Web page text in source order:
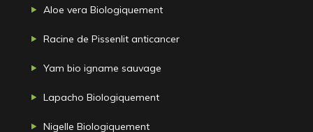
Aloe vera Biologiquement
Racine de Pissenlit anticancer
Yam bio igname sauvage
Lapacho Biologiquement
Nigelle Biologiquement